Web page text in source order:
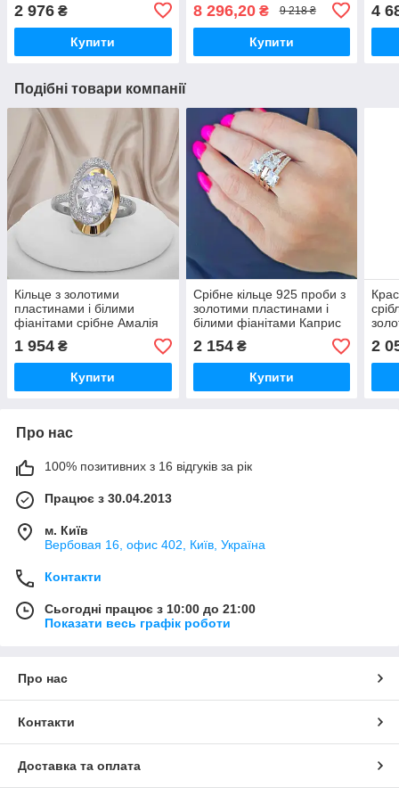
2 976 ₴
Купити
8 296,20₴ 9 218 ₴
Купити
4
Подібні товари компанії
Кільце з золотими
пластинами і білими
фіанітами срібне Амалія
1 954 ₴
Купити
Срібне кільце 925 проби з
золотими пластинами і
білими фіанітами Каприс
2 154₴
Купити
2
Про нас
100% позитивних з 16 відгуків за рік
Працює з 30.04.2013
м. Київ
Вербовая 16, офис 402, Київ, Україна
Контакти
Сьогодні працює з 10:00 до 21:00
Показати весь графік роботи
Про нас
Контакти
Доставка та оплата